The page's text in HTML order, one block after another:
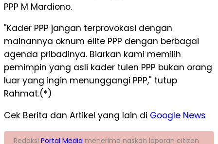
PPP M Mardiono.
"Kader PPP jangan terprovokasi dengan
mainannya oknum elite PPP dengan berbagai
agenda pribadinya. Biarkan kami memilih
pemimpin yang asli kader tulen PPP bukan orang
luar yang ingin menunggangi PPP," tutup
Rahmat.(*)
Cek Berita dan Artikel yang lain di Google News
Redaksi Portal Media menerima naskah laporan citizen